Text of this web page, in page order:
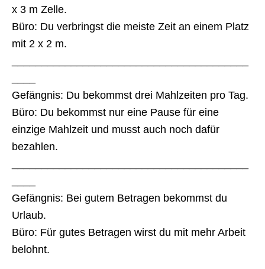
x 3 m Zelle.
Büro: Du verbringst die meiste Zeit an einem Platz
mit 2 x 2 m.
Gefängnis: Du bekommst drei Mahlzeiten pro Tag.
Büro: Du bekommst nur eine Pause für eine
einzige Mahlzeit und musst auch noch dafür
bezahlen.
Gefängnis: Bei gutem Betragen bekommst du
Urlaub.
Büro: Für gutes Betragen wirst du mit mehr Arbeit
belohnt.